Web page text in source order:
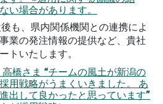
い場合があります。
も、県内関係機関との連携によ
業の発注情報の提供など、貴社
トいたします。
橋さま “チームの風土が新潟の
用戦略がうまくいきました。 あ
出して良かったと思っています”